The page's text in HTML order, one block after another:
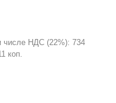
числе НДС (22%): 734
коп.